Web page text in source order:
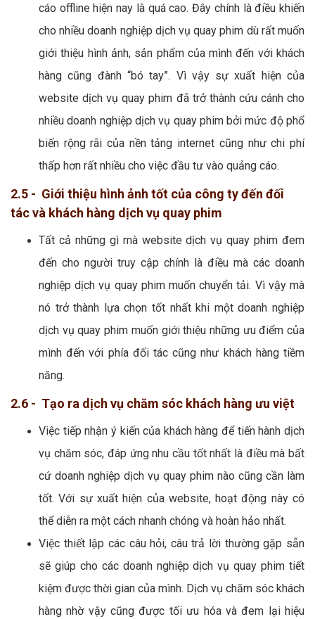
cáo offline hiện nay là quá cao. Đây chính là điều khiến
cho nhiều doanh nghiệp dịch vụ quay phim dù rất muốn
giới thiệu hình ảnh, sản phẩm của mình đến với khách
hàng cũng đành “bó tay”. Vì vậy sự xuất hiện của
website dịch vụ quay phim đã trở thành cứu cánh cho
nhiều doanh nghiệp dịch vụ quay phim bởi mức độ phổ
biến rộng rãi của nền tảng internet cũng như chi phí
thấp hơn rất nhiều cho việc đầu tư vào quảng cáo.
2.5 - Giới thiệu hình ảnh tốt của công ty đến đối
tác và khách hàng dịch vụ quay phim
Tất cả những gì mà website dịch vụ quay phim đem
đến cho người truy cập chính là điều mà các doanh
nghiệp dịch vụ quay phim muốn chuyển tải. Vì vậy mà
nó trở thành lựa chọn tốt nhất khi một doanh nghiệp
dịch vụ quay phim muốn giới thiệu những ưu điểm của
mình đến với phía đối tác cũng như khách hàng tiềm
năng.
2.6 - Tạo ra dịch vụ chăm sóc khách hàng ưu việt
Việc tiếp nhận ý kiến của khách hàng để tiến hành dịch
vụ chăm sóc, đáp ứng nhu cầu tốt nhất là điều mà bất
cứ doanh nghiệp dịch vụ quay phim nào cũng cần làm
tốt. Với sự xuất hiện của website, hoạt động này có
thể diễn ra một cách nhanh chóng và hoàn hảo nhất.
Việc thiết lập các câu hỏi, câu trả lời thường gặp sẵn
sẽ giúp cho các doanh nghiệp dịch vụ quay phim tiết
kiệm được thời gian của mình. Dịch vụ chăm sóc khách
hàng nhờ vậy cũng được tối ưu hóa và đem lại hiệu